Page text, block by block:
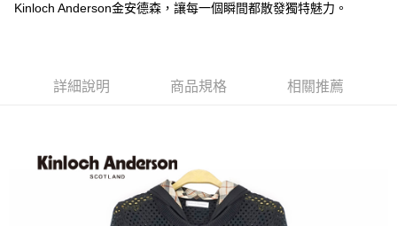
Kinloch Anderson金安德森，讓每一個瞬間都散發獨特魅力。
詳細說明 商品規格 相關推薦